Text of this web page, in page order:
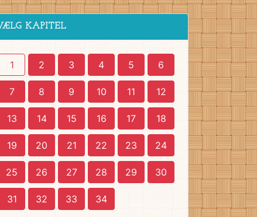
KAPITEL
1 2 3 4 5 6
7 8 9 10 11 12
13 14 15 16 17 18
19 20 21 22 23 24
25 26 27 28 29 30
31 32 33 34